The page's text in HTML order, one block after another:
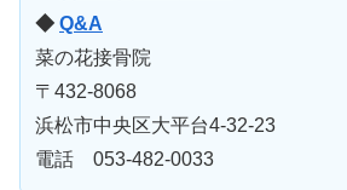
◆ Q&A
菜の花接骨院
〒432-8068
浜松市中央区大平台4-32-23
電話 053-482-0033